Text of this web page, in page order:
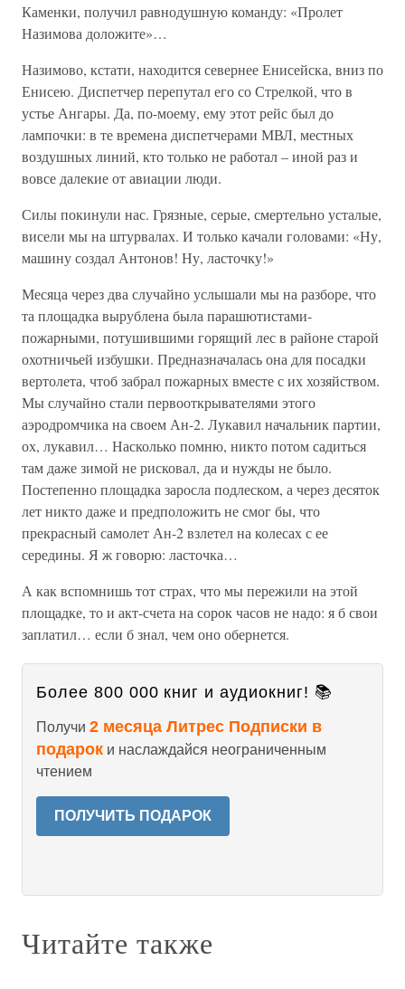
Каменки, получил равнодушную команду: «Пролет
Назимова доложите»…
Назимово, кстати, находится севернее Енисейска, вниз по
Енисею. Диспетчер перепутал его со Стрелкой, что в
устье Ангары. Да, по-моему, ему этот рейс был до
лампочки: в те времена диспетчерами МВЛ, местных
воздушных линий, кто только не работал – иной раз и
вовсе далекие от авиации люди.
Силы покинули нас. Грязные, серые, смертельно усталые,
висели мы на штурвалах. И только качали головами: «Ну,
машину создал Антонов! Ну, ласточку!»
Месяца через два случайно услышали мы на разборе, что
та площадка вырублена была парашютистами-
пожарными, потушившими горящий лес в районе старой
охотничьей избушки. Предназначалась она для посадки
вертолета, чтоб забрал пожарных вместе с их хозяйством.
Мы случайно стали первооткрывателями этого
аэродромчика на своем Ан-2. Лукавил начальник партии,
ох, лукавил… Насколько помню, никто потом садиться
там даже зимой не рисковал, да и нужды не было.
Постепенно площадка заросла подлеском, а через десяток
лет никто даже и предположить не смог бы, что
прекрасный самолет Ан-2 взлетел на колесах с ее
середины. Я ж говорю: ласточка…
А как вспомнишь тот страх, что мы пережили на этой
площадке, то и акт-счета на сорок часов не надо: я б свои
заплатил… если б знал, чем оно обернется.
Более 800 000 книг и аудиокниг! 📚
Получи 2 месяца Литрес Подписки в
подарок и наслаждайся неограниченным
чтением
ПОЛУЧИТЬ ПОДАРОК
Читайте также